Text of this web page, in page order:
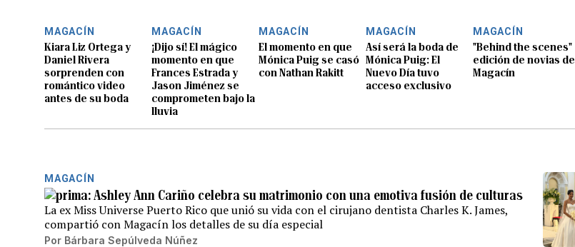
MAGACÍN
Kiara Liz Ortega y
Daniel Rivera
sorprenden con
romántico video
antes de su boda
MAGACÍN
¡Dijo sí! El mágico
momento en que
Frances Estrada y
Jason Jiménez se
comprometen bajo la
lluvia
MAGACÍN
El momento en que
Mónica Puig se casó
con Nathan Rakitt
MAGACÍN
Así será la boda de
Mónica Puig: El
Nuevo Día tuvo
acceso exclusivo
MAGACÍN
"Behind the scenes"
edición de novias de
Magacín
MAGACÍN
Ashley Ann Cariño celebra su matrimonio con una emotiva fusión de culturas
La ex Miss Universe Puerto Rico que unió su vida con el cirujano dentista Charles K. James,
compartió con Magacín los detalles de su día especial
Por Bárbara Sepúlveda Núñez